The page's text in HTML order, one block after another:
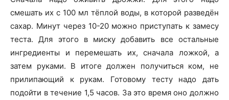
смешать их с 100 мл тёплой воды, в которой разведён
сахар. Минут через 10-20 можно приступать к замесу
теста. Для этого в миску добавить все остальные
ингредиенты и перемешать их, сначала ложкой, а
затем руками. В итоге должен получиться ком, не
прилипающий к рукам. Готовому тесту надо дать
подойти в течение 1,5 часов. За это время оно должно